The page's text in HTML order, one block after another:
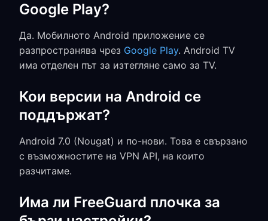
Google Play?
Да. Мобилното Android приложение се
разпространява чрез Google Play. Android TV
има отделен път за изтегляне само за TV.
Кои версии на Android се
поддържат?
Android 7.0 (Nougat) и по-нови. Това е свързано
с възможностите на VPN API, на които
разчитаме.
Има ли FreeGuard плочка за